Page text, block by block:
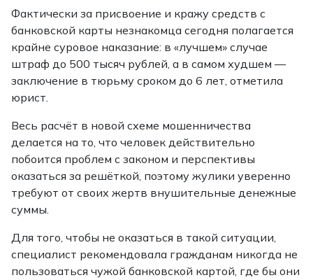
Фактически за присвоение и кражу средств с
банковской карты незнакомца сегодня полагается
крайне суровое наказание: в «лучшем» случае
штраф до 500 тысяч рублей, а в самом худшем —
заключение в тюрьму сроком до 6 лет, отметила
юрист.
Весь расчёт в новой схеме мошенничества
делается на то, что человек действительно
побоится проблем с законом и перспективы
оказаться за решёткой, поэтому жулики уверенно
требуют от своих жертв внушительные денежные
суммы.
Для того, чтобы не оказаться в такой ситуации,
специалист рекомендовала гражданам никогда не
пользоваться чужой банковской картой, где бы они